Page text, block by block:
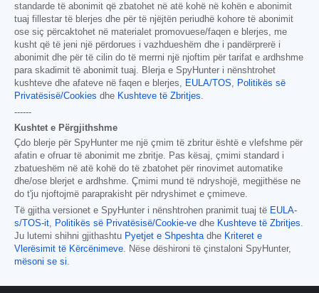
standarde të abonimit që zbatohet në atë kohë në kohën e abonimit
tuaj fillestar të blerjes dhe për të njëjtën periudhë kohore të abonimit
ose siç përcaktohet në materialet promovuese/faqen e blerjes, me
kusht që të jeni një përdorues i vazhdueshëm dhe i pandërprerë i
abonimit dhe për të cilin do të merrni një njoftim për tarifat e ardhshme
para skadimit të abonimit tuaj. Blerja e SpyHunter i nënshtrohet
kushteve dhe afateve në faqen e blerjes,
EULA/TOS
Politikës së
Privatësisë/Cookies dhe Kushteve të Zbritjes
------
Kushtet e Përgjithshme
Çdo blerje për SpyHunter me një çmim të zbritur është e vlefshme për
afatin e ofruar të abonimit me zbritje. Pas kësaj, çmimi standard i
zbatueshëm në atë kohë do të zbatohet për rinovimet automatike
dhe/ose blerjet e ardhshme. Çmimi mund të ndryshojë, megjithëse ne
do t'ju njoftojmë paraprakisht për ndryshimet e çmimeve.
Të gjitha versionet e SpyHunter i nënshtrohen pranimit tuaj të EULA-
s/TOS-it
Politikës së Privatësisë/Cookie-ve dhe Kushteve të Zbritjes
Ju lutemi shihni gjithashtu Pyetjet e Shpeshta dhe Kriteret e
Vlerësimit të Kërcënimeve . Nëse dëshironi të çinstaloni SpyHunter,
mësoni se si